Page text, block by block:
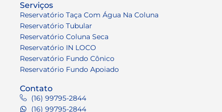
Serviços
Reservatório Taça Com Água Na Coluna
Reservatório Tubular
Reservatório Coluna Seca
Reservatório IN LOCO
Reservatório Fundo Cônico
Reservatório Fundo Apoiado
Contato
(16) 99795-2844
(16) 99795-2844